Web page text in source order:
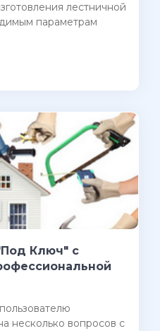
лестничной
параметрам
Ключ" с
несколько вопросов с